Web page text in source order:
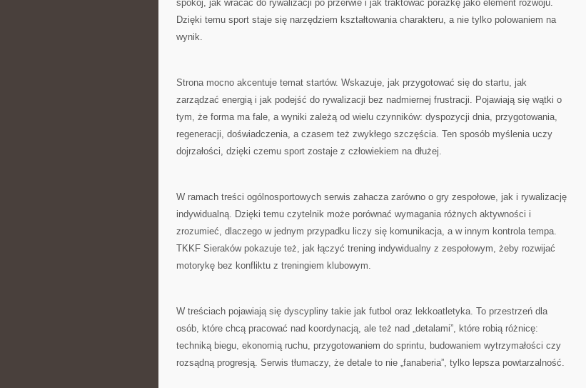
spokój, jak wracać do rywalizacji po przerwie i jak traktować porażkę jako element rozwoju.
Dzięki temu sport staje się narzędziem kształtowania charakteru, a nie tylko polowaniem na
wynik.
Strona mocno akcentuje temat startów. Wskazuje, jak przygotować się do startu, jak
zarządzać energią i jak podejść do rywalizacji bez nadmiernej frustracji. Pojawiają się wątki o
tym, że forma ma fale, a wyniki zależą od wielu czynników: dyspozycji dnia, przygotowania,
regeneracji, doświadczenia, a czasem też zwykłego szczęścia. Ten sposób myślenia uczy
dojrzałości, dzięki czemu sport zostaje z człowiekiem na dłużej.
W ramach treści ogólnosportowych serwis zahacza zarówno o gry zespołowe, jak i rywalizację
indywidualną. Dzięki temu czytelnik może porównać wymagania różnych aktywności i
zrozumieć, dlaczego w jednym przypadku liczy się komunikacja, a w innym kontrola tempa.
TKKF Sieraków pokazuje też, jak łączyć trening indywidualny z zespołowym, żeby rozwijać
motorykę bez konfliktu z treningiem klubowym.
W treściach pojawiają się dyscypliny takie jak futbol oraz lekkoatletyka. To przestrzeń dla
osób, które chcą pracować nad koordynacją, ale też nad „detalami”, które robią różnicę:
techniką biegu, ekonomią ruchu, przygotowaniem do sprintu, budowaniem wytrzymałości czy
rozsądną progresją. Serwis tłumaczy, że detale to nie „fanaberia”, tylko lepsza powtarzalność.